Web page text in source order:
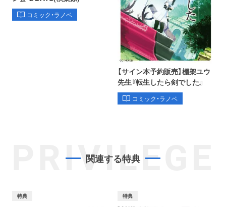
コミック・ラノベ
【サイン本予約販売】棚架ユウ
先生『転生したら剣でした』
コミック・ラノベ
PRIVILEGE
関連する特典
特典 特典